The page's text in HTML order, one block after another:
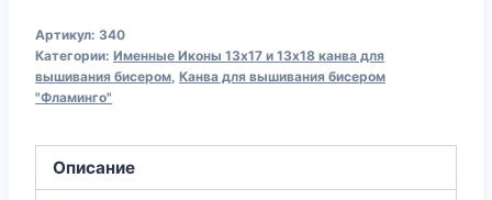
для
вышивания
бисером
Св.
Роман
Артикул: 340
Категории: Именные Иконы 13х17 и 13х18 канва для
вышивания бисером Канва для вышивания бисером
"Фламинго"
Описание